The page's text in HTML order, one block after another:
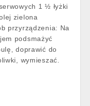
1 ½ łyżki
zielona
przyrządzenia: Na
podsmażyć
doprawić do
wymieszać.